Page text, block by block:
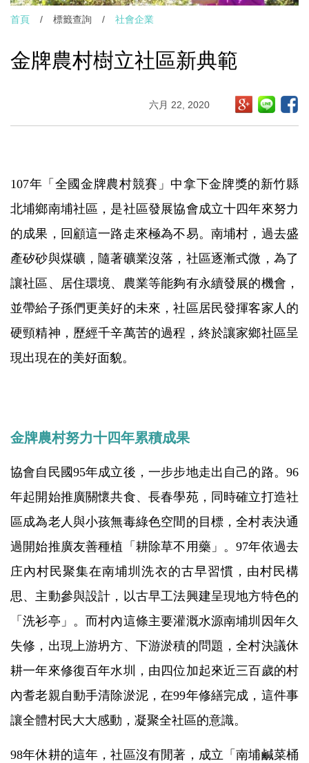
首頁 / 標籤查詢 / 社會企業
金牌農村樹立社區新典範
六月 22, 2020
107年「全國金牌農村競賽」中拿下金牌獎的新竹縣
北埔鄉南埔社區，是社區發展協會成立十四年來努力
的成果，回顧這一路走來極為不易。南埔村，過去盛
產矽砂與煤礦，隨著礦業沒落，社區逐漸式微，為了
讓社區、居住環境、農業等能夠有永續發展的機會，
並帶給子孫們更美好的未來，社區居民發揮客家人的
硬頸精神，歷經千辛萬苦的過程，終於讓家鄉社區呈
現出現在的美好面貌。
金牌農村努力十四年累積成果
協會自民國95年成立後，一步步地走出自己的路。96
年起開始推廣關懷共食、長春學苑，同時確立打造社
區成為老人與小孩無毒綠色空間的目標，全村表決通
過開始推廣友善種植「耕除草不用藥」。97年依過去
庄內村民聚集在南埔圳洗衣的古早習慣，由村民構
思、主動參與設計，以古早工法興建呈現地方特色的
「洗衫亭」。而村內這條主要灌溉水源南埔圳因年久
失修，出現上游坍方、下游淤積的問題，全村決議休
耕一年來修復百年水圳，由四位加起來近三百歲的村
內耆老親自動手清除淤泥，在99年修繕完成，這件事
讓全體村民大大感動，凝聚全社區的意識。
98年休耕的這年，社區沒有閒著，成立「南埔鹹菜桶